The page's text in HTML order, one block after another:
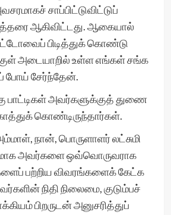
சாப்பிட்டுவிட்டுப்
ஆகிவிட்டது. ஆகையால்
பிடித்துக் கொண்டு
அடையாறில் உள்ள எங்கள் சங்க
போய் சேர்ந்தேன்.
பாட்டிகள் அவர்களுக்குத் துணை
கொண்டிருந்தார்கள்.
நான், பொருளாளர் லட்சுமி
அவர்களை ஒவ்வொருவராக
பற்றிய விவரங்களைக் கேட்க
நிதி நிலைமை, குடும்பச்
பிறருடன் அனுசரித்துப்